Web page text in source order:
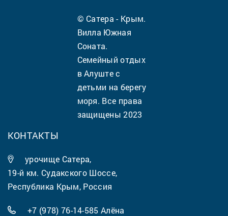
© Сатера - Крым.
Вилла Южная
Соната.
Семейный отдых
в Алуште с
детьми на берегу
моря. Все права
защищены 2023
КОНТАКТЫ
урочище Сатера,
19-й км. Судакского Шоссе,
Республика Крым, Россия
+7 (978) 76-14-585 Алёна